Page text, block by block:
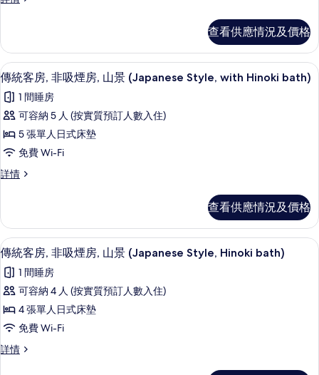
的
相
片
客
非
吸
煙
房
(Japanese
Style,
w
Natural
hot
的
相
片
非
吸
煙
房
(Japanese
Style,
Natural
hot
詳
查看供應情況及價格
載
入
所
有
傳
客
非
吸
煙
房,
山
景
(Japanese
Style,
傳統客房, 非吸煙房, 山景 (Japanese
4
傳統客房, 非吸煙房, 山景 (Japanese Style, with Hinoki bath)
1 間睡房
可容納 5 人 (按實質預訂人數入住)
5 張單人日式床墊
免費 Wi-Fi
詳情
傳
非
吸
煙
房,
山
景
Style,
with
bath)
查看供應情況及價格
載
入
所
有
傳
客
傳統客房, 非吸煙房, 山景 (Japanese
3
傳統客房, 非吸煙房, 山景 (Japanese Style, Hinoki bath)
1 間睡房
可容納 4 人 (按實質預訂人數入住)
4 張單人日式床墊
免費 Wi-Fi
詳情
傳